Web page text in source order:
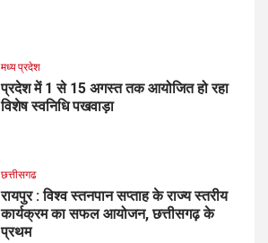
मध्य प्रदेश
प्रदेश में 1 से 15 अगस्त तक आयोजित हो रहा
विशेष स्वनिधि पखवाड़ा
छत्तीसगढ
रायपुर : विश्व स्तनपान सप्ताह के राज्य स्तरीय
कार्यक्रम का सफल आयोजन, छत्तीसगढ़ के
प्रथम